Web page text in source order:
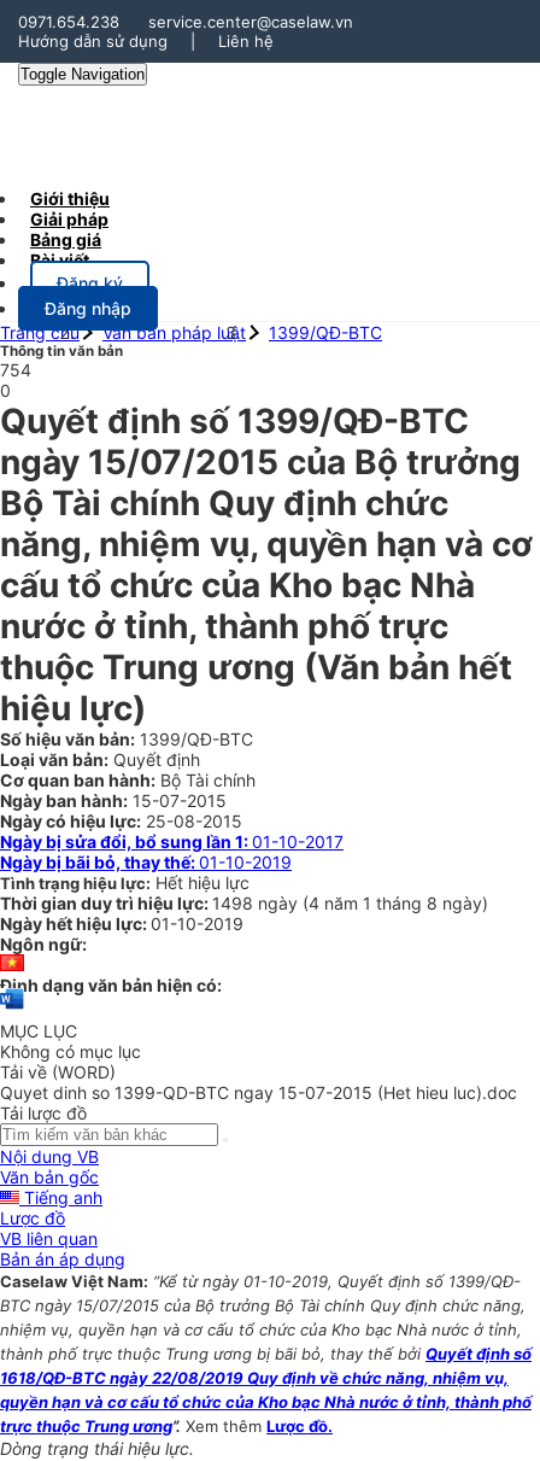
0971.654.238
service.center@caselaw.vn
Hướng dẫn sử dụng
Liên hệ
Toggle Navigation
Giới thiệu
Giải pháp
Bảng giá
Bài viết
Đăng ký
Đăng nhập
Trang chủ
Văn bản pháp luật 1399/QĐ-BTC
Thông tin văn bản
754
0
Quyết định số 1399/QĐ-BTC
ngày 15/07/2015 của Bộ trưởng
Bộ Tài chính Quy định chức
năng, nhiệm vụ, quyền hạn và cơ
cấu tổ chức của Kho bạc Nhà
nước ở tỉnh, thành phố trực
thuộc Trung ương (Văn bản hết
hiệu lực)
Số hiệu văn bản: 1399/QĐ-BTC
Loại văn bản: Quyết định
Cơ quan ban hành: Bộ Tài chính
Ngày ban hành: 15-07-2015
Ngày có hiệu lực: 25-08-2015
Ngày bị sửa đổi, bổ sung lần 1:01-10-2017
Ngày bị bãi bỏ, thay thế:01-10-2019
Tình trạng hiệu lực: Hết hiệu lực
Thời gian duy trì hiệu lực: 1498 ngày (4 năm 1 tháng 8 ngày)
Ngày hết hiệu lực:01-10-2019
Ngôn ngữ:
Định dạng văn bản hiện có:
MỤC LỤC
Không có mục lục
Tải về (WORD)
Quyet dinh so 1399-QD-BTC ngay 15-07-2015 (Het hieu luc).doc
Tải lược đồ
Nội dung VB
Văn bản gốc
Tiếng anh
Lược đồ
VB liên quan
Bản án áp dụng
Caselaw Việt Nam: “Kể từ ngày 01-10-2019, Quyết định số 1399/QĐ-
BTC ngày 15/07/2015 của Bộ trưởng Bộ Tài chính Quy định chức năng,
nhiệm vụ, quyền hạn và cơ cấu tổ chức của Kho bạc Nhà nước ở tỉnh,
thành phố trực thuộc Trung ương bị bãi bỏ, thay thế bởi Quyết định số
1618/QĐ-BTC ngày 22/08/2019 Quy định về chức năng, nhiệm vụ,
quyền hạn và cơ cấu tổ chức của Kho bạc Nhà nước ở tỉnh, thành phố
trực thuộc Trung ương”. Xem thêm Lược đồ.
Dòng trạng thái hiệu lực.